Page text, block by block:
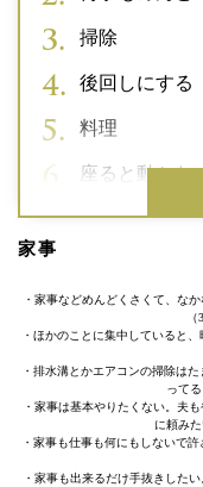
掃除
後回しにする
料理
座ると動かな
家事
・家事などめんどくさくて、な
・ほかのことに集中していると
・排水溝とかエアコンの掃除は
って
・家事は基本やりたくない。夫
に頼み
・家事も仕事も何にもしないで
・家事も出来るだけ手抜きした